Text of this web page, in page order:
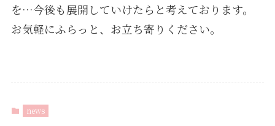
を…今後も展開していけたらと考えております。
お気軽にふらっと、お立ち寄りください。
news